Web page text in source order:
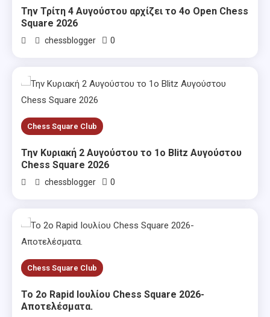
Την Τρίτη 4 Αυγούστου αρχίζει το 4ο Open Chess
Square 2026
chessblogger 0
Chess Square Club
Την Κυριακή 2 Αυγούστου το 1ο Blitz Αυγούστου
Chess Square 2026
chessblogger 0
Chess Square Club
Το 2ο Rapid Ιουλίου Chess Square 2026-
Αποτελέσματα.